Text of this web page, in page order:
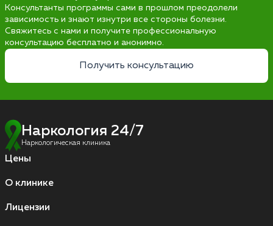
Консультанты программы сами в прошлом преодолели
зависимость и знают изнутри все стороны болезни.
Свяжитесь с нами и получите профессиональную
консультацию бесплатно и анонимно.
Получить консультацию
Наркология 24/7
Наркологическая клиника
Цены
О клинике
Лицензии